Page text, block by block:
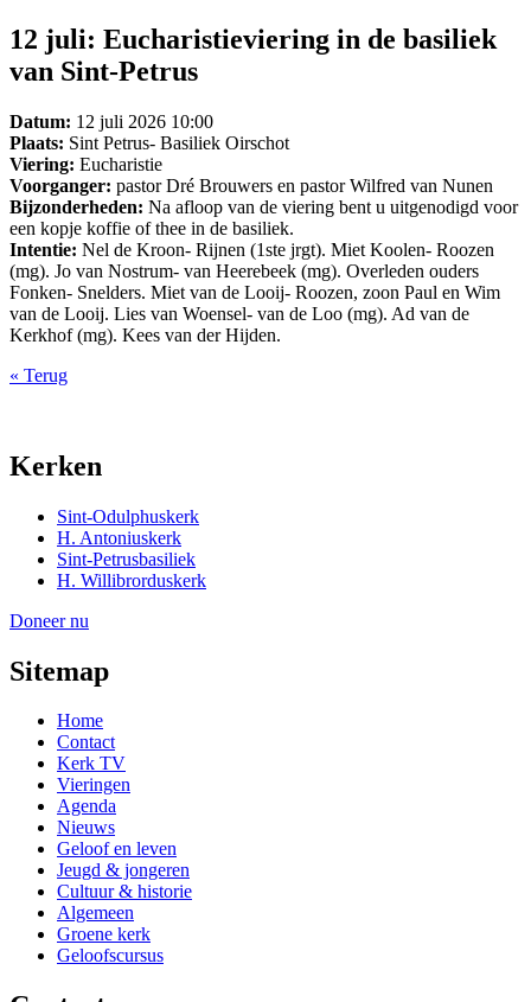
12 juli: Eucharistieviering in de basiliek
van Sint-Petrus
Datum: 12 juli 2026 10:00
Plaats: Sint Petrus- Basiliek Oirschot
Viering: Eucharistie
Voorganger: pastor Dré Brouwers en pastor Wilfred van Nunen
Bijzonderheden: Na afloop van de viering bent u uitgenodigd voor
een kopje koffie of thee in de basiliek.
Intentie: Nel de Kroon- Rijnen (1ste jrgt). Miet Koolen- Roozen
(mg). Jo van Nostrum- van Heerebeek (mg). Overleden ouders
Fonken- Snelders. Miet van de Looij- Roozen, zoon Paul en Wim
van de Looij. Lies van Woensel- van de Loo (mg). Ad van de
Kerkhof (mg). Kees van der Hijden.
« Terug
Kerken
Sint-Odulphuskerk
H. Antoniuskerk
Sint-Petrusbasiliek
H. Willibrorduskerk
Doneer nu
Sitemap
Home
Contact
Kerk TV
Vieringen
Agenda
Nieuws
Geloof en leven
Jeugd & jongeren
Cultuur & historie
Algemeen
Groene kerk
Geloofscursus